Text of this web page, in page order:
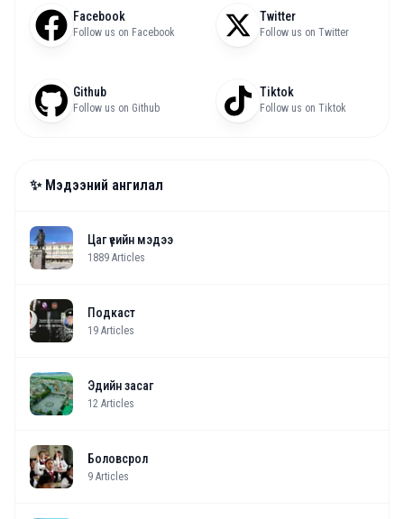
Facebook
Follow us on Facebook
Twitter
Follow us on Twitter
Github
Follow us on Github
Tiktok
Follow us on Tiktok
✨ Мэдээний ангилал
Цаг үеийн мэдээ
1889 Articles
Подкаст
19 Articles
Эдийн засаг
12 Articles
Боловсрол
9 Articles